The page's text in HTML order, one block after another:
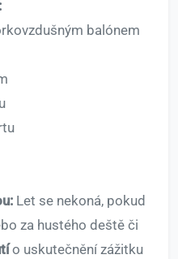
balónem
Let se nekoná, pokud
za hustého deště či
o uskutečnění zážitku